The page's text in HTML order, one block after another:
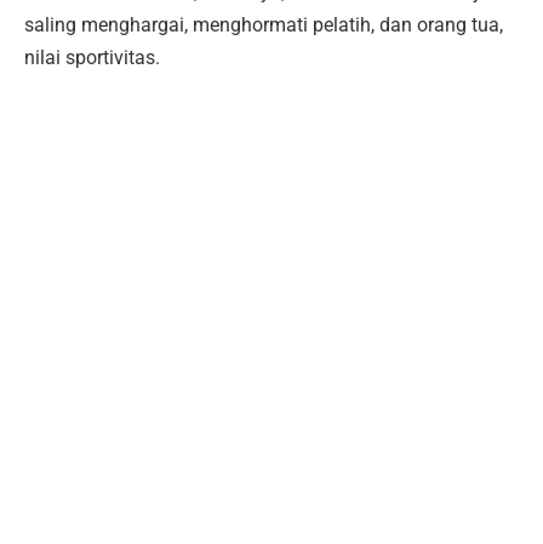
saling menghargai, menghormati pelatih, dan orang tua,
nilai sportivitas.